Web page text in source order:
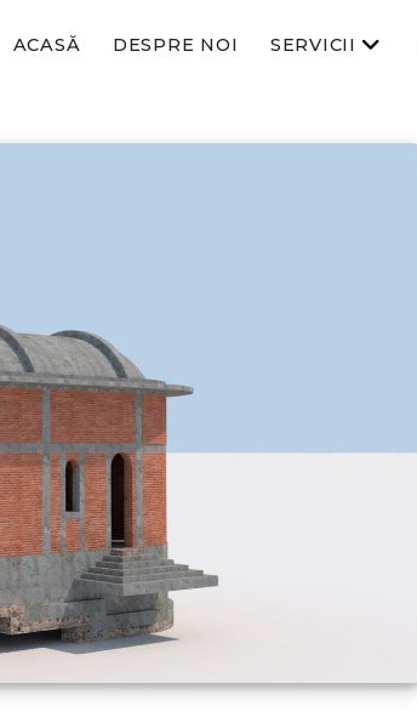
ACASĂ DESPRE NOI SERVICII